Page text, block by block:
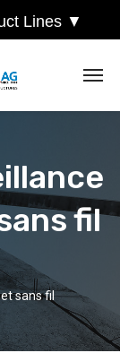
Lines ▼
fil
sans fil